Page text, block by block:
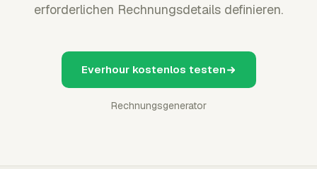
erforderlichen Rechnungsdetails definieren.
Everhour kostenlos testen
Rechnungsgenerator